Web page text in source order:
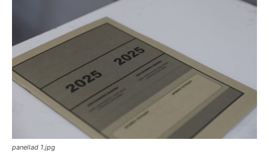
panellad 1.jpg